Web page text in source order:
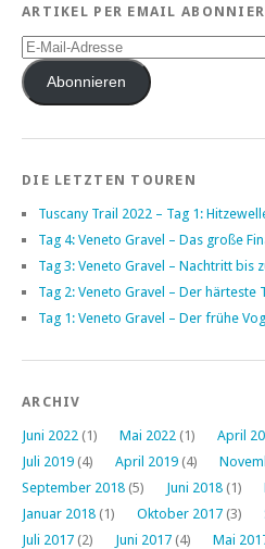
ARTIKEL PER EMAIL
E-
Mail-
AdresseAbonnieren
DIE LETZTEN TOUREN
Tuscany Trail 2022 – Tag 1:
Tag 4: Veneto Gravel – Das große
Tag 3: Veneto Gravel – Nachtritt bis
Tag 2: Veneto Gravel – Der härteste
Tag 1: Veneto Gravel – Der frühe
ARCHIV
Juni 2022 (1) Mai 2022 (1) April
Juli 2019 (4) April 2019 (4)
September 2018 (5) Juni 2018 (1)
Januar 2018 (1) Oktober 2017 (3)
Juli 2017 (2) Juni 2017 (4) Mai